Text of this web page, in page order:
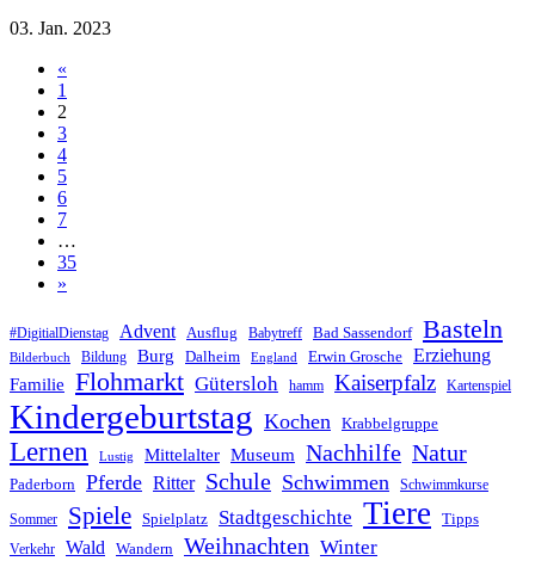
03. Jan. 2023
«
1
2
3
4
5
6
7
…
35
»
#DigitialDienstag Advent Ausflug Babytreff Bad Sassendorf Basteln
Bilderbuch Bildung Burg Dalheim England Erwin Grosche Erziehung
Familie Flohmarkt Gütersloh hamm Kaiserpfalz Kartenspiel
Kindergeburtstag Kochen Krabbelgruppe
Lernen Lustig Mittelalter Museum Nachhilfe Natur
Paderborn Pferde Ritter Schule Schwimmen Schwimmkurse
Sommer Spiele Spielplatz Stadtgeschichte Tiere Tipps
Verkehr Wald Wandern Weihnachten Winter